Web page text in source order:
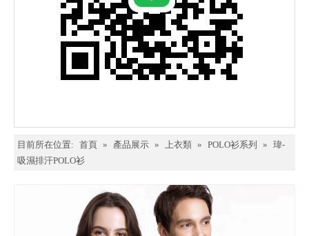
目前所在位置: 首頁 » 產品展示 » 上衣類 » POLO衫系列 » 瑋-
吸濕排汗POLO衫